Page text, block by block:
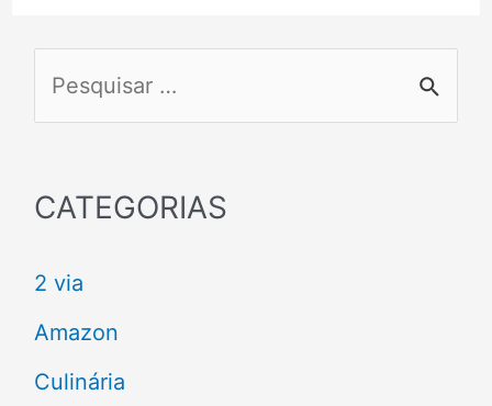
q
i
s
a
CATEGORIAS
2 via
Amazon
Culinária